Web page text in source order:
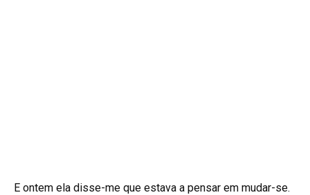
E ontem ela disse-me que estava a pensar em mudar-se.